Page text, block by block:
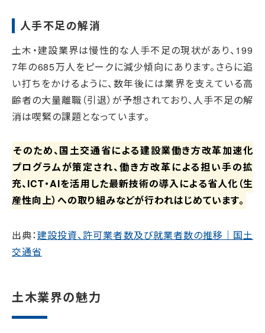
人手不足の解消
土木・建設業界は慢性的な人手不足の現状があり、199
7年の685万人をピークに減少傾向にあります。さらに追
い打ちをかけるように、数年後には業界を支えている高
齢者の大量離職（引退）が予想されており、人手不足の解
消は喫緊の課題となっています。
そのため、国土交通省による建設業働き方改革加速化
プログラムが策定され、働き方改革による担い手の拡
充、ICT・AIを活用した最新技術の導入による省人化（生
産性向上）への取り組みなどが行われはじめています。
出典：建設投資、許可業者数及び就業者数の推移｜国土
交通省
土木業界の魅力